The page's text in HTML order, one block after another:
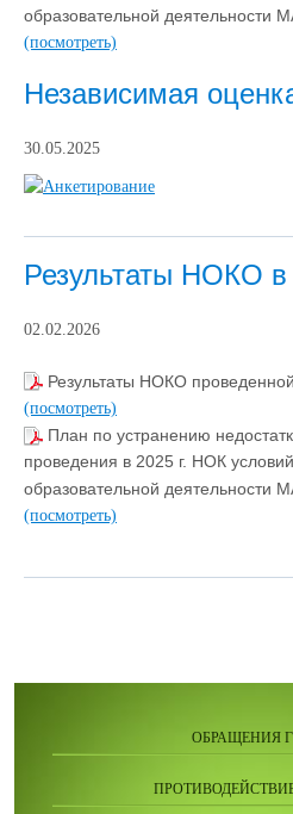
образовательной
(посмотреть)
Независимая
30.05.2025
Результаты НОКО в
02.02.2026
Результаты НОКО
(посмотреть)
План по устранению
проведения в 2025 г. НОК
образовательной
(посмотреть)
ОБРАЩЕНИЯ